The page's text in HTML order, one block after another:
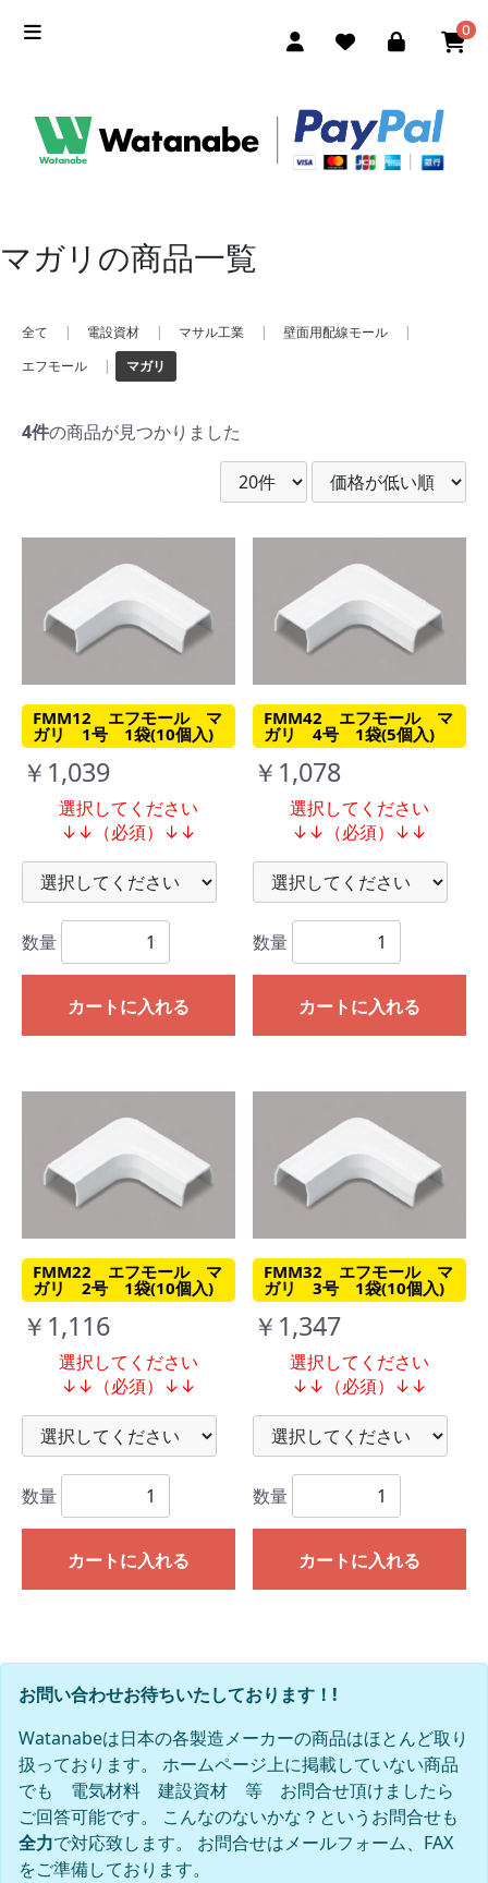
0
マガリの商品一覧
全て | 電設資材 | マサル工業 | 壁面用配線モール
|
エフモール
| マガリ
4件の商品が見つかりました
FMM12 エフモール マ
ガリ 1号 1袋(10個入)
￥1,039
選択してください
↓↓（必須）↓↓
数量
カートに入れる
FMM42 エフモール マ
ガリ 4号 1袋(5個入)
￥1,078
選択してください
↓↓（必須）↓↓
数量
カートに入れる
FMM22 エフモール マ
ガリ 2号 1袋(10個入)
￥1,116
選択してください
↓↓（必須）↓↓
数量
カートに入れる
FMM32 エフモール マ
ガリ 3号 1袋(10個入)
￥1,347
選択してください
↓↓（必須）↓↓
数量
カートに入れる
お問い合わせお待ちいたしております！!
Watanabeは日本の各製造メーカーの商品はほとんど取り
扱っております。 ホームページ上に掲載していない商品
でも 電気材料 建設資材 等 お問合せ頂けましたら
ご回答可能です。 こんなのないかな？というお問合せも
全力で対応致します。 お問合せはメールフォーム、FAX
をご準備しております。